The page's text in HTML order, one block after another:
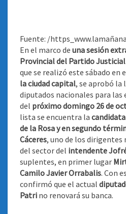
Fuente: /
En el marco de una sesión
Provincial del Partido
que se realizó este sábado en
la ciudad capital, se aprobó la
diputados nacionales para las
del próximo domingo 26 de
lista se encuentra la
de la Rosa y en segundo
Cáceres, uno de los
del sector del intendente
suplentes, en primer lugar
Camilo Javier Orrabalis. Con
confirmó que el actual
Patri no renovará su banca.